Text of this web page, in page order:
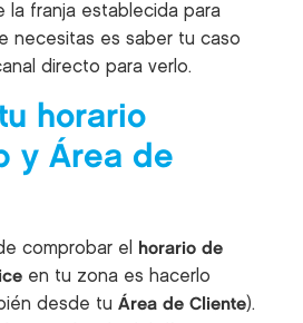
la franja establecida para
necesitas es saber tu caso
directo para verlo.
horario
y Área de
comprobar el
horario de
en tu zona es hacerlo
desde tu Área de Cliente).